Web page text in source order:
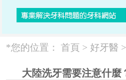
*您的位置： 首頁 > 好牙醫 >
大陸洗牙需要注意什麼